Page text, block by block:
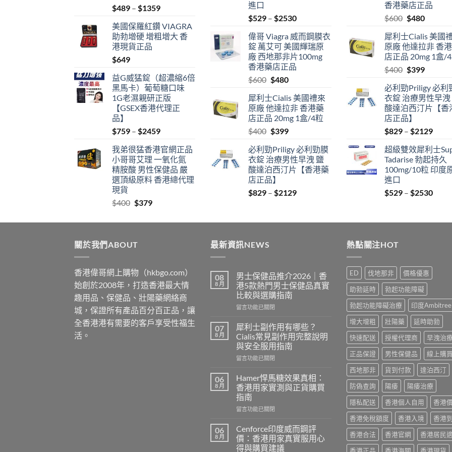
$489 – $1359Price
$489
through
美國保羅紅鑽 VIAGRA
助勃增硬 增粗增大 香
港現貨正品
$649
益G威猛錠（超濃縮6倍
黑馬卡）葡萄糖口味
1G老濕親研正版
【GSEX香港代理正
品】
$759 – $2459Price
$759
through
$2459
我弟很猛香港官網正品
小哥哥艾理 一氧化氮
精胺酸 男性保健品 嚴
選頂級原料 香港總代理
現貨
$400 Original
was:
$379Current
is:
進口
$529 – $2530Price
$529
through
$2530
偉哥 Viagra 威而鋼膜衣
錠 萬艾可 美國輝瑞原
廠 西地那非片100mg
香港藥店正品
$600 Original
was:
$600.
$480Current
is:
$480.
犀利士Cialis 美國禮來
原廠 他達拉非 香港藥
店正品 20mg 1盒/4粒
$400 Original
was:
$400.
$399Current
is:
$399.
必利勁Priligy 必利勁膜
衣錠 治療男性早洩 鹽
酸達泊西汀片【香港藥
店正品】
$829 – $2129Price
through
香港藥店正品
$600 Original
was:
$600.
$480Current
is:
$480.
犀利士Cialis 美國
原廠 他達拉非 香
店正品 20mg 1盒/
$400 Original
was:
$400.
$399Current
is:
$399.
必利勁Priligy 必利
衣錠 治療男性早洩
酸達泊西汀片【香
店正品】
$829 – $2129Price
$829
超級雙效犀利士
Tadarise 勃起持久
100mg/10粒 印度
進口
$529 – $2530Price
關於我們ABOUT
香港偉哥網上購物（hkbgo.com）
始創於2008年，打造香港最大情
趣用品、保健品、壯陽藥網絡商
城，保證所有產品百分百正品，讓
全香港港有需要的客戶享受性福生
活。
最新資訊NEWS
08
8 月
男士保健品推介2026｜香
港5款熱門男士保健品真實
比較與選購指南
在
士
保
健
品
推
2026
｜
香
港
5
熱
門
男
留言功能已關閉
07
8 月
犀利士副作用有哪些？
Cialis常見副作用完整說明
與安全服用指南
在
利
士
副
作
用
哪
些？
Cialis
留言功能已關閉
06
8 月
Hamer悍馬糖效果真相：
香港用家實測與正貨購買
指南
在
悍
馬
糖
留言功能已關閉
06
8 月
Cenforce印度威而鋼評
價：香港用家真實服用心
得與購買建議
熱點關注HOT
ED 伐地那非
價格優惠
助勃延時
勃起功能障礙
勃起功能障礙治療
印度Ambitree
增大增粗
壯陽藥
延時助勃
快速配送
授權代理商
早洩治
正品保證
男性保健品
線上購
西地那非
貨到付款
達泊西汀
防偽查詢
陽痿
陽痿治療
隱私配送
香港個人自用
香港
香港免稅額度
香港入境
香港
香港合法
香港官網
香港居民
香港正品
香港海關 香港現貨